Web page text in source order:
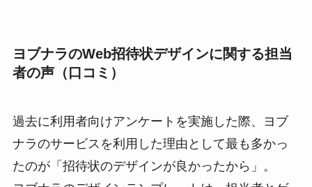
ヨブナラのWeb招待状デザインに関する担当
者の声（口コミ）
過去に利用者向けアンケートを実施した際、ヨブ
ナラのサービスを利用した理由として最も多かっ
たのが「招待状のデザインが良かったから」。